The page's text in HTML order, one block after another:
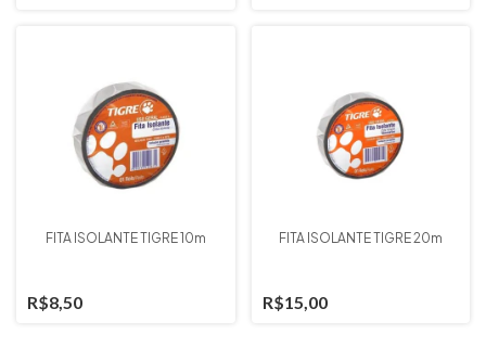
FITA ISOLANTE TIGRE 10m
R$8,50
FITA ISOLANTE TIGRE 20m
R$15,00